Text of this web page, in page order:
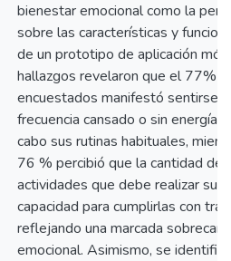
bienestar emocional como la
sobre las características y
de un prototipo de aplicación
hallazgos revelaron que el 77%
encuestados manifestó sentirse
frecuencia cansado o sin energía
cabo sus rutinas habituales,
76 % percibió que la cantidad de
actividades que debe realizar
capacidad para cumplirlas con
reflejando una marcada
emocional. Asimismo, se